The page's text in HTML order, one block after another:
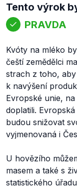
Tento výrok
PRAVDA
Kvóty na mléko
čeští zemědělci
strach z toho,
k navýšení
Evropské unie,
doplatili.
budou snižovat
vyjmenovaná i
U hovězího
masem a také s
statistického